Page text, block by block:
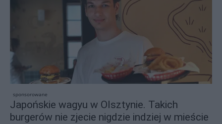
sponsorowane
Japońskie wagyu w Olsztynie. Takich
burgerów nie zjecie nigdzie indziej w mieście